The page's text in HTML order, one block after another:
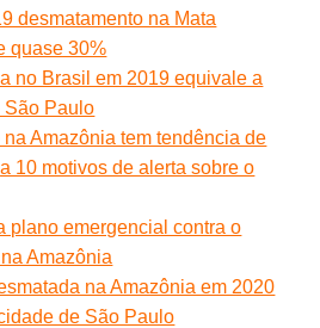
desmatamento na Mata
quase 30%
no Brasil em 2019 equivale a
São Paulo
na Amazônia tem tendência de
10 motivos de alerta sobre o
plano emergencial contra o
Amazônia
na Amazônia em 2020
de São Paulo